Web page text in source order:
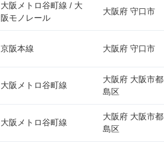
大阪メトロ谷町線 / 大
阪モノレール
大阪府 守口市
京阪本線 大阪府 守口市
大阪メトロ谷町線
大阪府 大阪市都
島区
大阪メトロ谷町線
大阪府 大阪市都
島区